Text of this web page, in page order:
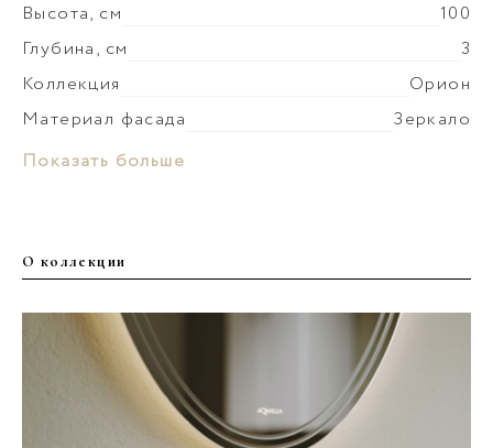
Высота, см
100
Глубина, см
3
Коллекция
Орион
Материал фасада
Зеркало
Вес мебели, кг
Показать больше
О коллекции